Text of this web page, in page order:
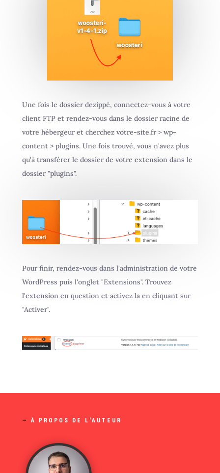
Une fois le dossier dezippé, connectez-vous à votre
client FTP et rendez-vous dans le dossier racine de
votre hébergeur et cherchez votre-site.fr > wp-
content > plugins. Une fois trouvé, vous n'avez plus
qu'à transférer le dossier de votre extension dans le
dossier "plugins".
Pour finir, rendez-vous dans l'administration de votre
WordPress puis l'onglet "Extensions". Trouvez
l'extension en question et activez la en cliquant sur
"Activer".
— À PROPOS DE L'AUTEUR